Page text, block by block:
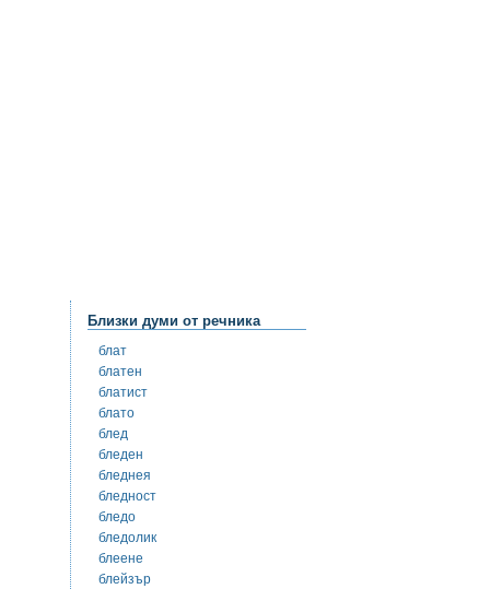
Близки думи от речника
блат
блатен
блатист
блато
блед
бледен
бледнея
бледност
бледо
бледолик
блеене
блейзър